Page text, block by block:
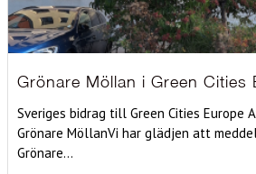
Grönare Möllan i Green Cities
Sveriges bidrag till Green Cities Europe
Grönare MöllanVi har glädjen att
Grönare...